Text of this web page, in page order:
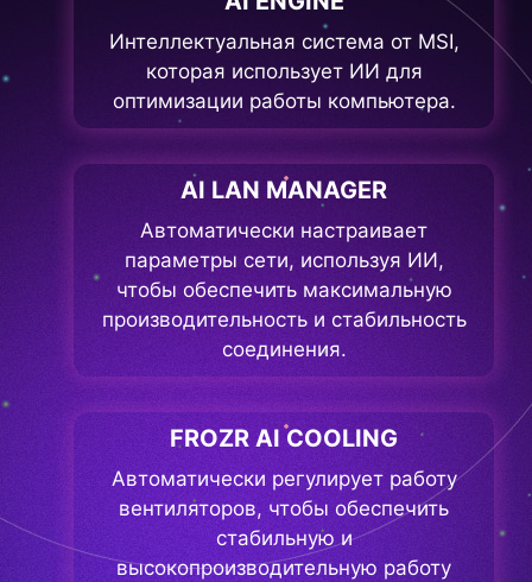
Интеллектуальная система от MSI,
которая использует ИИ для
оптимизации работы компьютера.
AI LAN MANAGER
Автоматически настраивает
параметры сети, используя ИИ,
чтобы обеспечить максимальную
производительность и стабильность
соединения.
FROZR AI COOLING
Автоматически регулирует работу
вентиляторов, чтобы обеспечить
стабильную и
высокопроизводительную работу